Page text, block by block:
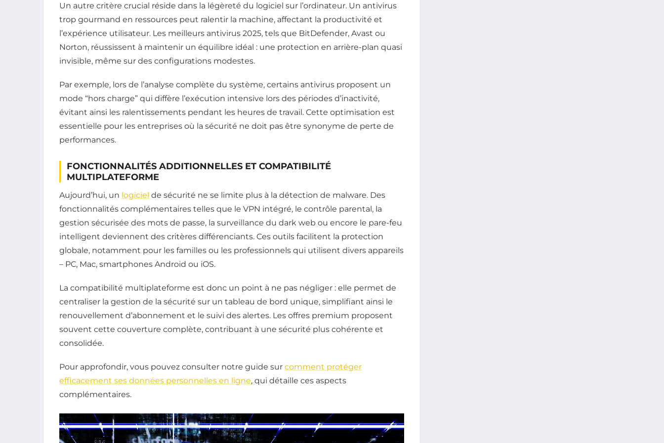
Un autre critère crucial réside dans la légèreté du logiciel sur l’ordinateur. Un antivirus
trop gourmand en ressources peut ralentir la machine, affectant la productivité et
l’expérience utilisateur. Les meilleurs antivirus 2025, tels que BitDefender, Avast ou
Norton, réussissent à maintenir un équilibre idéal : une protection en arrière-plan quasi
invisible, même sur des configurations modestes.
Par exemple, lors de l’analyse complète du système, certains antivirus proposent un
mode “hors charge” qui diffère l’exécution intensive lors des périodes d’inactivité,
évitant ainsi les ralentissements pendant les heures de travail. Cette optimisation est
essentielle pour les entreprises où la sécurité ne doit pas être synonyme de perte de
performances.
FONCTIONNALITÉS ADDITIONNELLES ET COMPATIBILITÉ
MULTIPLATEFORME
Aujourd’hui, un logiciel de sécurité ne se limite plus à la détection de malware. Des
fonctionnalités complémentaires telles que le VPN intégré, le contrôle parental, la
gestion sécurisée des mots de passe, la surveillance du dark web ou encore le pare-feu
intelligent deviennent des critères différenciants. Ces outils facilitent la protection
globale, notamment pour les familles ou les professionnels qui utilisent divers appareils
– PC, Mac, smartphones Android ou iOS.
La compatibilité multiplateforme est donc un point à ne pas négliger : elle permet de
centraliser la gestion de la sécurité sur un tableau de bord unique, simplifiant ainsi le
renouvellement d’abonnement et le suivi des alertes. Les offres premium proposent
souvent cette couverture complète, contribuant à une sécurité plus cohérente et
consolidée.
Pour approfondir, vous pouvez consulter notre guide sur comment protéger
efficacement ses données personnelles en ligne, qui détaille ces aspects
complémentaires.